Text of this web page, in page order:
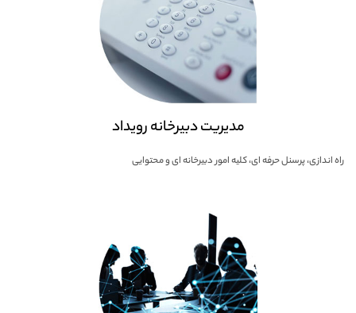
مدیریت دبیرخانه رویداد
راه اندازی، پرسنل حرفه ای، کلیه امور دبیرخانه ای و محتوایی